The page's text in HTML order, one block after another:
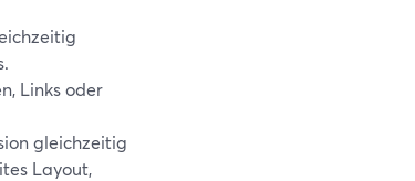
Links oder
gleichzeitig
Layout,